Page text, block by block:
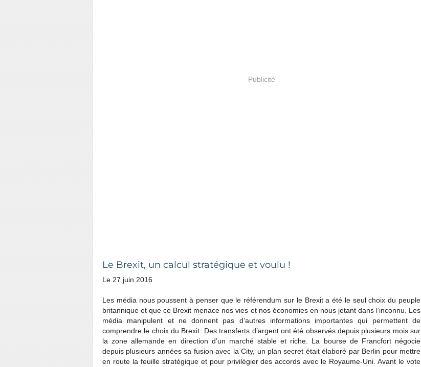
Publicité
Le Brexit, un calcul stratégique et voulu !
Le 27 juin 2016
Les média nous poussent à penser que le référendum sur le Brexit a été le seul choix du peuple
britannique et que ce Brexit menace nos vies et nos économies en nous jetant dans l’inconnu. Les
média manipulent et ne donnent pas d’autres informations importantes qui permettent de
comprendre le choix du Brexit. Des transferts d’argent ont été observés depuis plusieurs mois sur
la zone allemande en direction d’un marché stable et riche. La bourse de Francfort négocie
depuis plusieurs années sa fusion avec la City, un plan secret était élaboré par Berlin pour mettre
en route la feuille stratégique et pour privilégier des accords avec le Royaume-Uni. Avant le vote